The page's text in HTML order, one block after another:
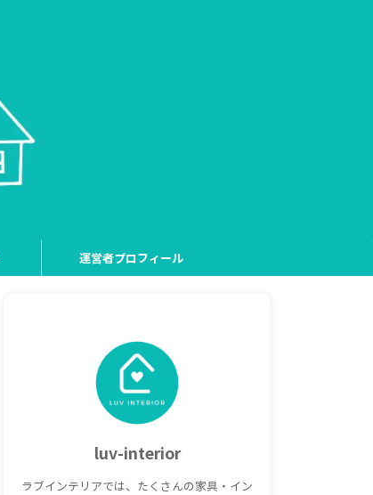
運営者プロフィール
luv-interior
ラブインテリアでは、たくさんの家具・イン